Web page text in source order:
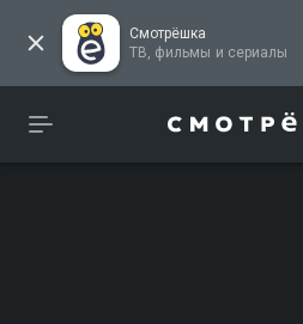
Смотрёшка
ТВ, фильмы и сериалы